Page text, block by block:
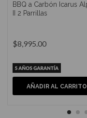
BBQ a Carbón Icarus
II 2 Parrillas
$8,995.00
AÑADIR AL CARRITO